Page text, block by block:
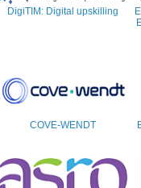
DigiTIM: Digital upskilling
COVE-WENDT